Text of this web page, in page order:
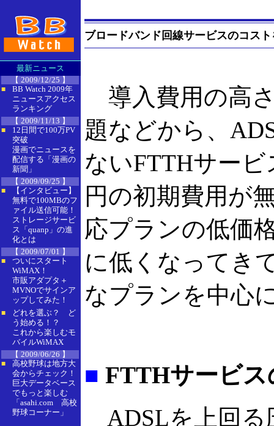
最新ニュース
【 2009/12/25 】
■
BB Watch 2009年
ニュースアクセス
ランキング
【 2009/11/13 】
■
12日間で100万PV
突破
漫画でニュースを
配信する「漫画の
新聞」
【 2009/09/25 】
■
【インタビュー】
無料で100MBのフ
ァイル送信可能！
ストレージサービ
ス「quanp」の進
化とは
【 2009/07/01 】
■
ついにスタート
WiMAX！
市販アダプタ＋
MVNOでサインア
ップしてみた！
■
どれを選ぶ？ ど
う始める！？
これから楽しむモ
バイルWiMAX
【 2009/06/26 】
■
高校野球は地方大
会からチェック！
巨大データベース
でもっと楽しむ
「asahi.com 高校
野球コーナー」
ブロードバンド回線サービスのコス
導入費用の高
題などから、
ないFTTHサー
円の初期費用が
応プランの低価
に低くなってき
なプランを中心
■ FTTHサービス
ADSLを上回る